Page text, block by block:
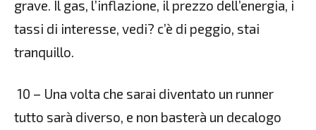
grave. Il gas, l’inflazione, il prezzo dell’energia, i
tassi di interesse, vedi? c’è di peggio, stai
tranquillo.
10 – Una volta che sarai diventato un runner
tutto sarà diverso, e non basterà un decalogo